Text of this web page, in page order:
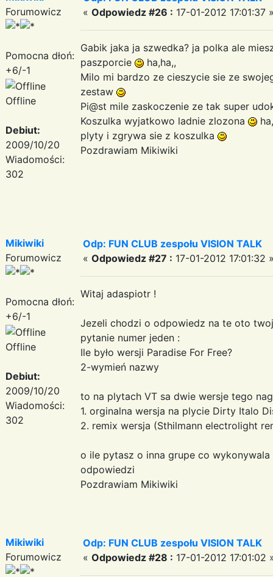
Forumowicz
Pomocna dłoń:
+6/-1
Offline
Debiut:
2009/10/20
Wiadomości:
302
« Odpowiedz #26 : 17-01-2012 17:01:37
Gabik jaka ja szwedka? ja polka ale
paszporcie
ha,ha,,
Milo mi bardzo ze cieszycie sie ze
zestaw
Pi@st mile zaskoczenie ze tak super
Koszulka wyjatkowo ladnie zlozona
plyty i zgrywa sie z koszulka
Pozdrawiam Mikiwiki
Mikiwiki
Forumowicz
Pomocna dłoń:
+6/-1
Offline
Debiut:
2009/10/20
Wiadomości:
302
Odp: FUN CLUB zespołu VISION TALK
« Odpowiedz #27 : 17-01-2012 17:01:32
Witaj adaspiotr !
Jezeli chodzi o odpowiedz na te oto
pytanie numer jeden :
Ile było wersji Paradise For Free?
2-wymień nazwy
to na plytach VT sa dwie wersje tego
1. orginalna wersja na plycie Dirty Italo
2. remix wersja (Sthilmann electrolight
o ile pytasz o inna grupe co
odpowiedzi
Pozdrawiam Mikiwiki
Mikiwiki
Forumowicz
Odp: FUN CLUB zespołu VISION TALK
« Odpowiedz #28 : 17-01-2012 17:01:02